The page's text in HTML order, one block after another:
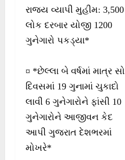
રાજ્ય વ્યાપી મુહીમ: 3,500
લોક દરબાર યોજી 1200
ગુનેગારો પકડ્યા*
¤ *છેલ્લા બે વર્ષમાં માત્ર સો
દિવસમાં 19 ગુનામાં ચુકાદો
લાવી 6 ગુનેગારોને ફાંસી 10
ગુનેગારોને આજીવન કેદ
આપી ગુજરાત દેશભરમાં
મોખરે*